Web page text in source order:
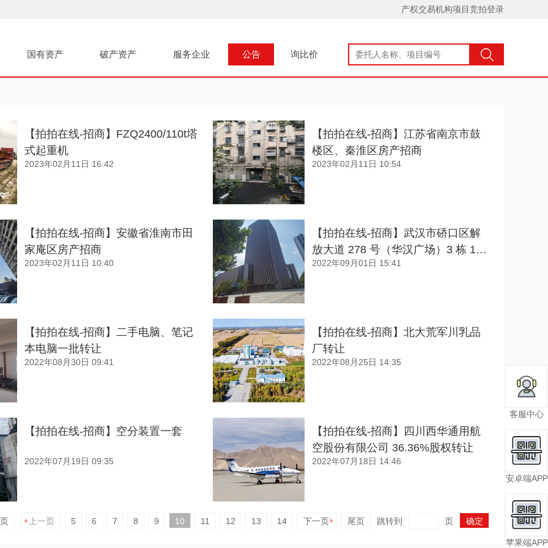
产权交易机构项目竞拍登录
国有资产 破产资产 服务企业 公告 询比价
【拍拍在线-招商】FZQ2400/110t塔
式起重机
2023年02月11日 16:42
【拍拍在线-招商】江苏省南京市鼓
楼区、秦淮区房产招商
2023年02月11日 10:54
【拍拍在线-招商】安徽省淮南市田
家庵区房产招商
2023年02月11日 10:40
【拍拍在线-招商】武汉市硚口区解
放大道 278 号（华汉广场）3 栋 13-
15 层办公房地产转让
2022年09月01日 15:41
【拍拍在线-招商】二手电脑、笔记
本电脑一批转让
2022年08月30日 09:41
【拍拍在线-招商】北大荒军川乳品
厂转让
2022年08月25日 14:35
【拍拍在线-招商】空分装置一套
2022年07月19日 09:35
【拍拍在线-招商】四川西华通用航
空股份有限公司 36.36%股权转让
2022年07月18日 14:46
上一页 5 6 7 8 9 10 11 12 13 14 下一页 尾页 跳转到 页
客服中心
安卓端APP
苹果端APP